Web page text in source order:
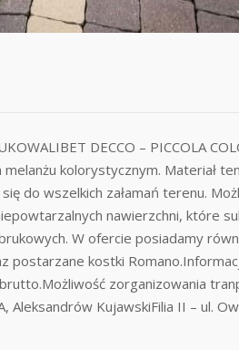
DECCO – PICCOLA
melanżu kolorystycznym. Materiał
do wszelkich załamań terenu.
nawierzchni, które
W ofercie posiadamy
postarzane kostki
zorganizowania
Aleksandrów KujawskiFilia II – ul.